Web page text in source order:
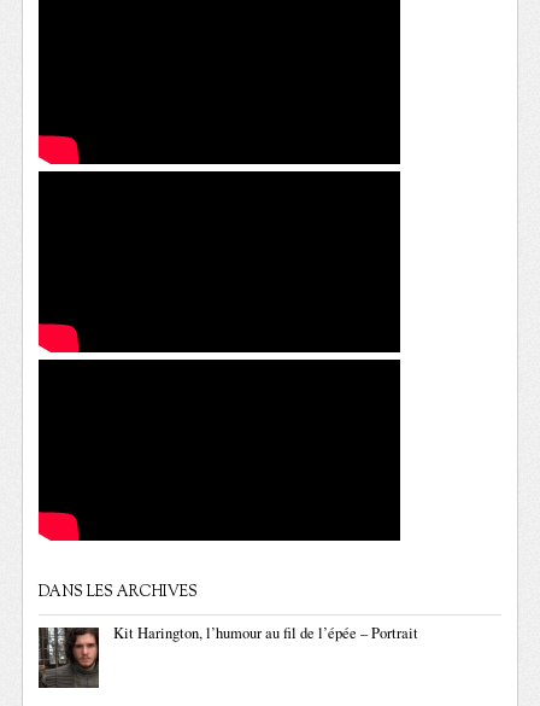
DANS LES ARCHIVES
Kit Harington, l’humour au fil de l’épée – Portrait